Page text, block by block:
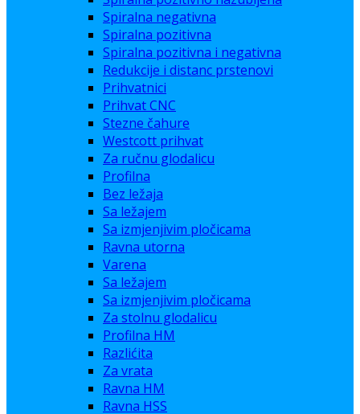
Spiralna negativna
Spiralna pozitivna
Spiralna pozitivna i negativna
Redukcije i distanc prstenovi
Prihvatnici
Prihvat CNC
Stezne čahure
Westcott prihvat
Za ručnu glodalicu
Profilna
Bez ležaja
Sa ležajem
Sa izmjenjivim pločicama
Ravna utorna
Varena
Sa ležajem
Sa izmjenjivim pločicama
Za stolnu glodalicu
Profilna HM
Razlićita
Za vrata
Ravna HM
Ravna HSS